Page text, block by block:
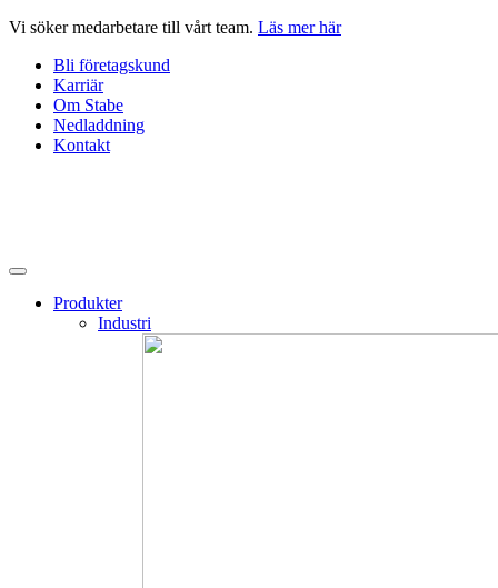
Hoppa
innehåll
Vi söker medarbetare till vårt team. Läs mer här
Bli företagskund
Karriär
Om Stabe
Nedladdning
Kontakt
Produkter
Industri